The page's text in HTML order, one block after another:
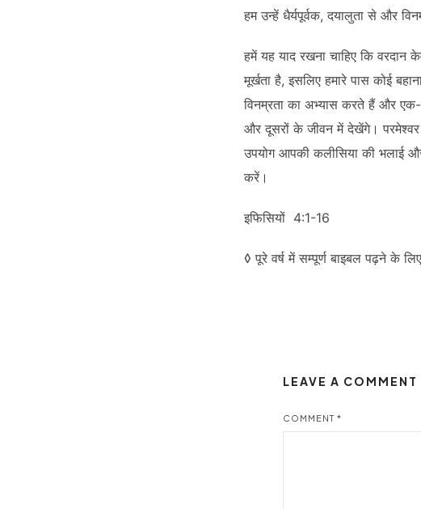
हम उन्हें धैर्यपूर्वक, दयालुता से और
हमें यह याद रखना चाहिए कि वरदान
मूर्खता है, इसलिए हमारे पास कोई
विनम्रता का अभ्यास करते हैं और
और दूसरों के जीवन में देखेंगे।
उपयोग आपकी कलीसिया की भलाई
करें।
इफिसियों 4:1-16
◊ पूरे वर्ष में सम्पूर्ण बाइबल पढ़ने के
LEAVE A COMMENT
COMMENT *